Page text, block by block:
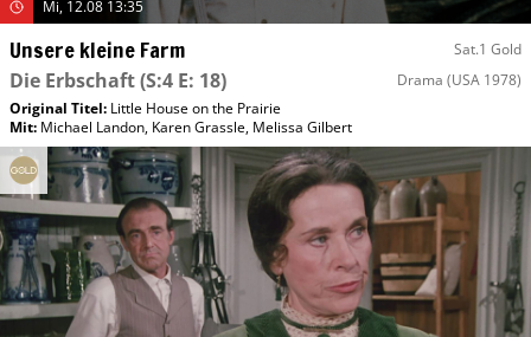
Mi, 12.08 13:35
Unsere kleine Farm Sat.1 Gold
Die Erbschaft(S:4 E: 18) Drama (USA 1978)
Original Titel: Little House on the Prairie
Mit: Michael Landon, Karen Grassle, Melissa Gilbert